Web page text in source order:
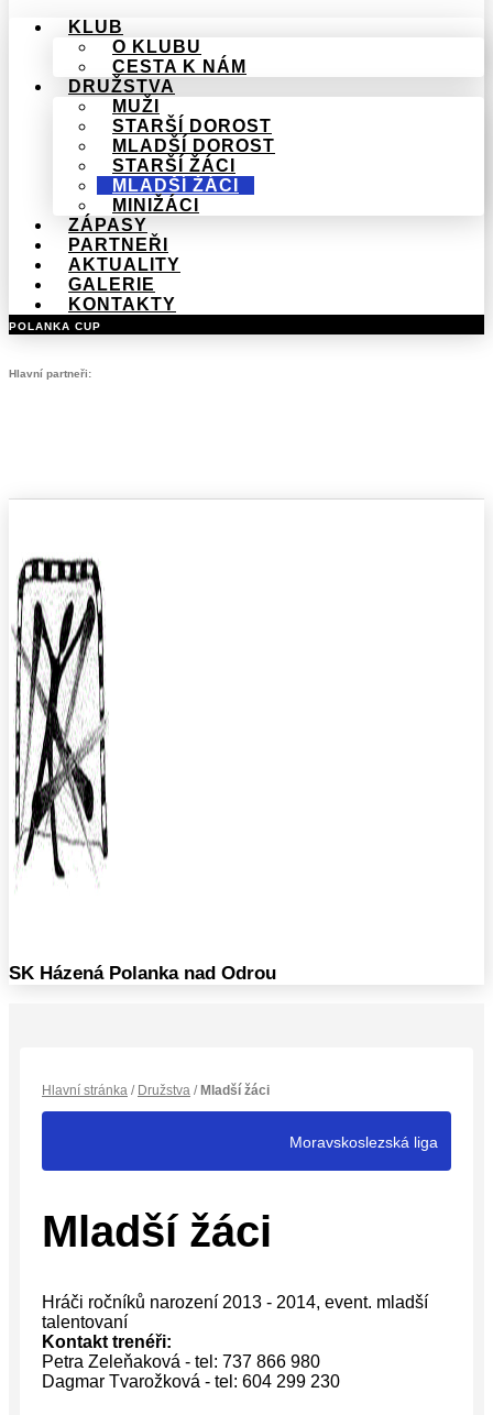
KLUB
O KLUBU
CESTA K NÁM
DRUŽSTVA
MUŽI
STARŠÍ DOROST
MLADŠÍ DOROST
STARŠÍ ŽÁCI
MLADŠÍ ŽÁCI
MINIŽÁCI
ZÁPASY
PARTNEŘI
AKTUALITY
GALERIE
KONTAKTY
POLANKA CUP
Hlavní partneři:
SK Házená Polanka nad Odrou
Hlavní stránka / Družstva / Mladší žáci
Moravskoslezská liga
Mladší žáci
Hráči ročníků narození 2013 - 2014, event. mladší
talentovaní
Kontakt trenéři:
Petra Zeleňaková - tel: 737 866 980
Dagmar Tvarožková - tel: 604 299 230